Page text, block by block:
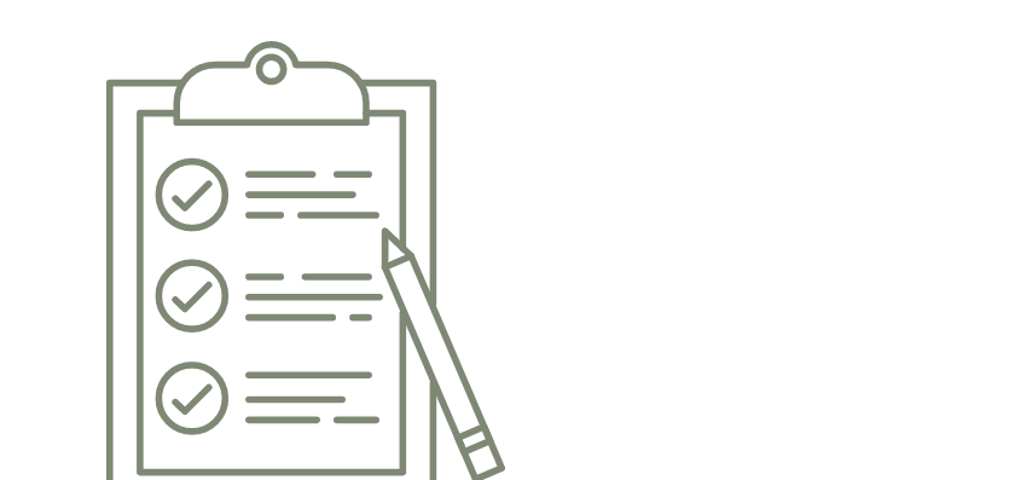
熱破壊式医療脱毛なら